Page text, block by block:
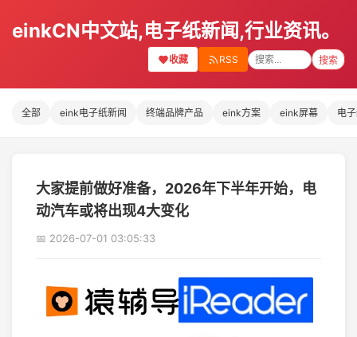
einkCN中文站,电子纸新闻,行业资讯。
收藏 RSS 搜索
全部 eink电子纸新闻 终端品牌产品 eink方案 eink屏幕 电
大家提前做好准备，2026年下半年开始，电
动汽车或将出现4大变化
📅 2026-07-01 03:05:33